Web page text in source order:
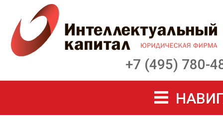
+7 (495) 780-